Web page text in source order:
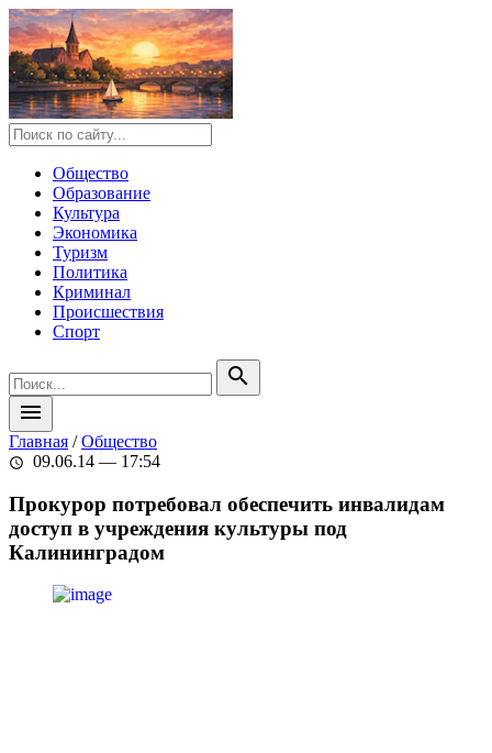
Общество
Образование
Культура
Экономика
Туризм
Политика
Криминал
Происшествия
Спорт
search
menu
Главная /Общество
schedule 09.06.14 — 17:54
Прокурор потребовал обеспечить инвалидам
доступ в учреждения культуры под
Калининградом